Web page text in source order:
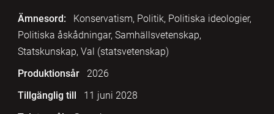
Ämnesord:
Konservatism, Politik, Politiska ideologier,
Politiska åskådningar, Samhällsvetenskap,
Statskunskap, Val (statsvetenskap)
Produktionsår
2026
Tillgänglig till
11 juni 2028